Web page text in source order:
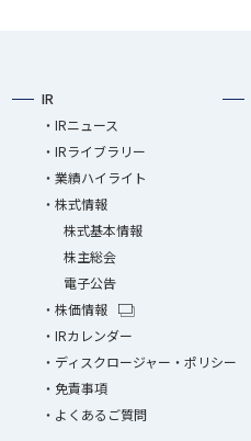
IR
IRニュース
IRライブラリー
業績ハイライト
株式情報
株式基本情報
株主総会
電子公告
株価情報
IRカレンダー
ディスクロージャー・ポリシー
免責事項
よくあるご質問